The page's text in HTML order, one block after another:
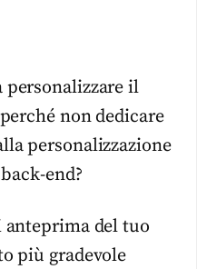
personalizzare il
non dedicare
personalizzazione
end?
anteprima del tuo
più gradevole